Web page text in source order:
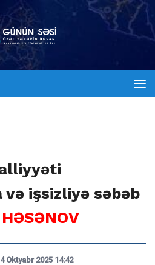
işsizliyə səbəb
Oktyabr 2025 14:42